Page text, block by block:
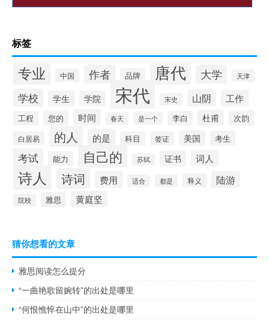
标签
专业 中国 作者 品牌 唐代 大学 天津
学校 学生 学院 宋代 宋史 山阴 工作
工程 您的 时间 春天 是一个 李白 杜甫 次韵
白居易 的人 的是 科目 签证 美国 考生
考试 能力 自己的 苏轼 证书 词人
诗人 诗词 费用 适合 都是 释义 陆游
院校 雅思 黄庭坚
猜你想看的文章
雅思阅读怎么提分
“一曲艳歌留婉转”的出处是哪里
“何恨憔悴在山中”的出处是哪里